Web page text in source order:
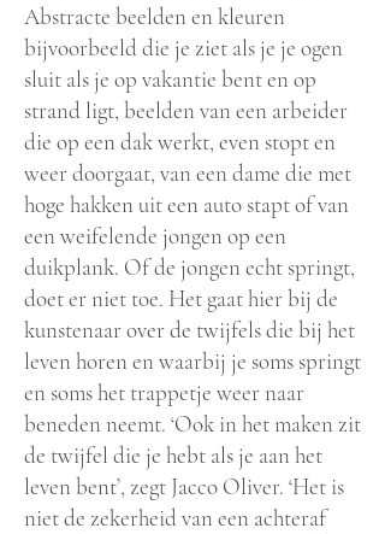
Abstracte beelden en kleuren
bijvoorbeeld die je ziet als je je ogen
sluit als je op vakantie bent en op
strand ligt, beelden van een arbeider
die op een dak werkt, even stopt en
weer doorgaat, van een dame die met
hoge hakken uit een auto stapt of van
een weifelende jongen op een
duikplank. Of de jongen echt springt,
doet er niet toe. Het gaat hier bij de
kunstenaar over de twijfels die bij het
leven horen en waarbij je soms springt
en soms het trappetje weer naar
beneden neemt. ‘Ook in het maken zit
de twijfel die je hebt als je aan het
leven bent’, zegt Jacco Oliver. ‘Het is
niet de zekerheid van een achteraf